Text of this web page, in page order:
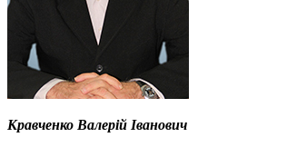
Кравченко Валерій Іванович